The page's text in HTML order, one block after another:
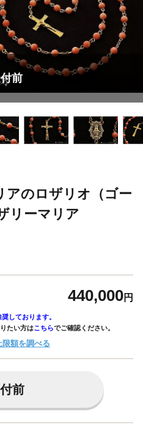
前
アのロザリオ（ゴー
リーマリア
440,000円
奨しております。
たい方はこちらでご確認ください。
限額を調べる
前